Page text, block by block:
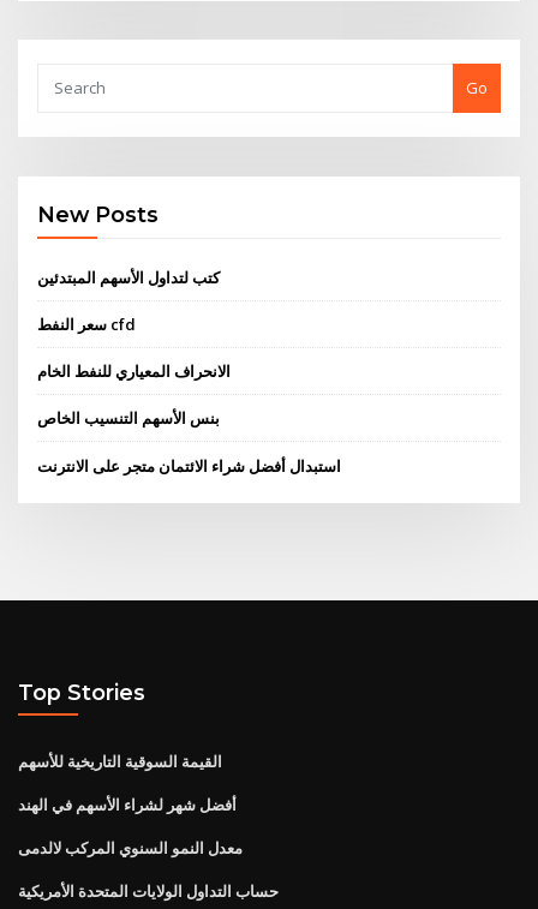
Go
New Posts
كتب لتداول الأسهم المبتدئين
سعر النفط cfd
الانحراف المعياري للنفط الخام
بنس الأسهم التنسيب الخاص
استبدال أفضل شراء الائتمان متجر على الانترنت
Top Stories
القيمة السوقية التاريخية للأسهم
أفضل شهر لشراء الأسهم في الهند
معدل النمو السنوي المركب لالدمى
حساب التداول الولايات المتحدة الأمريكية